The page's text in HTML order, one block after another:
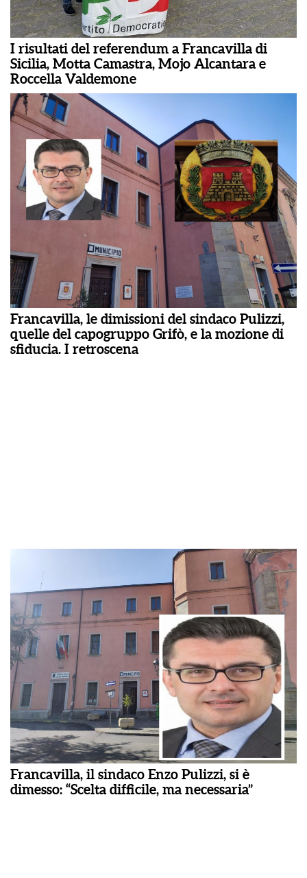
I risultati del referendum a Francavilla di
Sicilia, Motta Camastra, Mojo Alcantara e
Roccella Valdemone
Francavilla, le dimissioni del sindaco Pulizzi,
quelle del capogruppo Grifò, e la mozione di
sfiducia. I retroscena
Francavilla, il sindaco Enzo Pulizzi, si è
dimesso: “Scelta difficile, ma necessaria”